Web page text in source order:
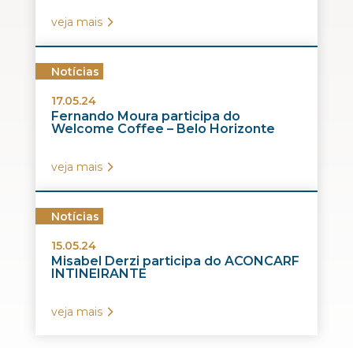
veja mais
Notícias
17.05.24
Fernando Moura participa do
Welcome Coffee – Belo Horizonte
veja mais
Notícias
15.05.24
Misabel Derzi participa do ACONCARF
INTINEIRANTE
veja mais